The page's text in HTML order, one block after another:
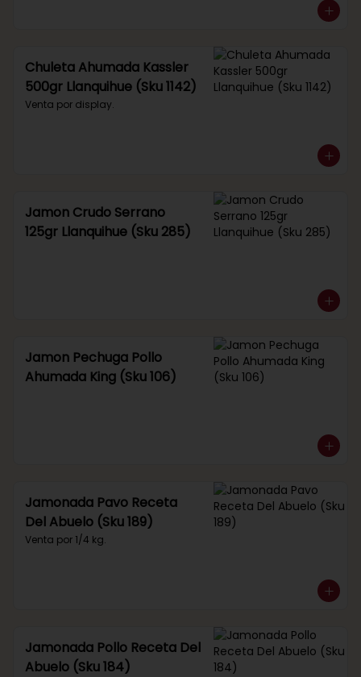
Chuleta Ahumada Kassler
500gr Llanquihue (Sku 1142)
Venta por display.
Jamon Crudo Serrano
125gr Llanquihue (Sku 285)
Jamon Pechuga Pollo
Ahumada King (Sku 106)
Jamonada Pavo Receta
Del Abuelo (Sku 189)
Venta por 1/4 kg.
Jamonada Pollo Receta Del
Abuelo (Sku 184)